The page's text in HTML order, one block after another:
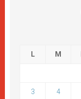
L M
3 4